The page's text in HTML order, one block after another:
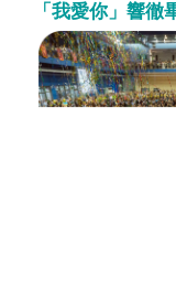
「我愛你」響